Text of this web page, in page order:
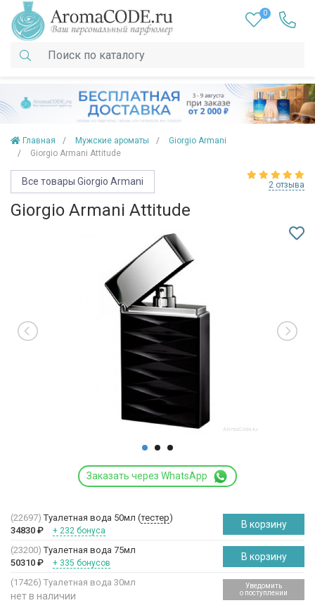
0
Главная Мужские ароматы
Giorgio Armani
Giorgio Armani Attitude
Все товары Giorgio Armani 2 отзыва
Giorgio Armani Attitude
Заказать через WhatsApp
(22697) Туалетная вода 50мл (тестер)
34830 ₽ + 232 бонуса
В корзину
(23200) Туалетная вода 75мл
50310 ₽ + 335 бонусов
В корзину
(17426) Туалетная вода 30мл
нет в наличии
Уведомить
о поступлении